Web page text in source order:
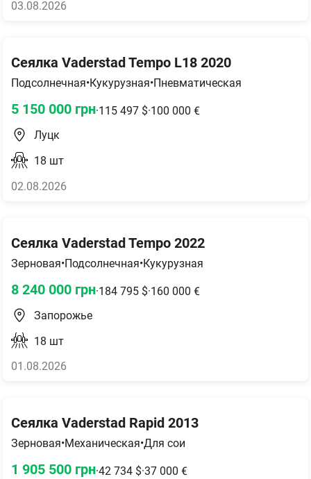
03.08.2026
Сеялка Vaderstad Tempo L18 2020
Подсолнечная•Кукурузная•Пневматическая
5 150 000 грн·115 497 $·100 000 €
Луцк
18 шт
02.08.2026
Сеялка Vaderstad Tempo 2022
Зерновая•Подсолнечная•Кукурузная
8 240 000 грн·184 795 $·160 000 €
Запорожье
18 шт
01.08.2026
Сеялка Vaderstad Rapid 2013
Зерновая•Механическая•Для сои
1 905 500 грн·42 734 $·37 000 €